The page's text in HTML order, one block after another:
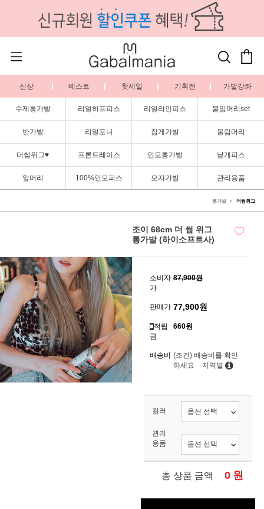
신상 베스트 핫세일 기획전 가발강좌
수제통가발 리얼하프피스 리얼라인피스 붙임머리set
반가발 리얼포니 집게가발 올림머리
더썸위그♥ 프론트레이스 인모통가발 낱개피스
앞머리 100%인모피스 모자가발 관리용품
통가발 더썸위그
조이 68cm 더 썸 위그
통가발 (하이소프트사)
소비자
가
87,900원
판매가 77,900원
적립
금
660원
배송비 (조건) 배송비를 확인
하세요
지역별
컬러
관리
용품
총 상품 금액 0 원